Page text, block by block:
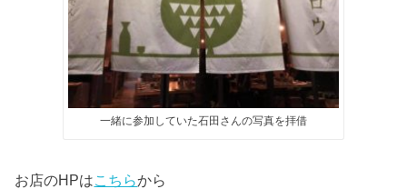
一緒に参加していた石田さんの写真を拝借
お店のHPは こちらから